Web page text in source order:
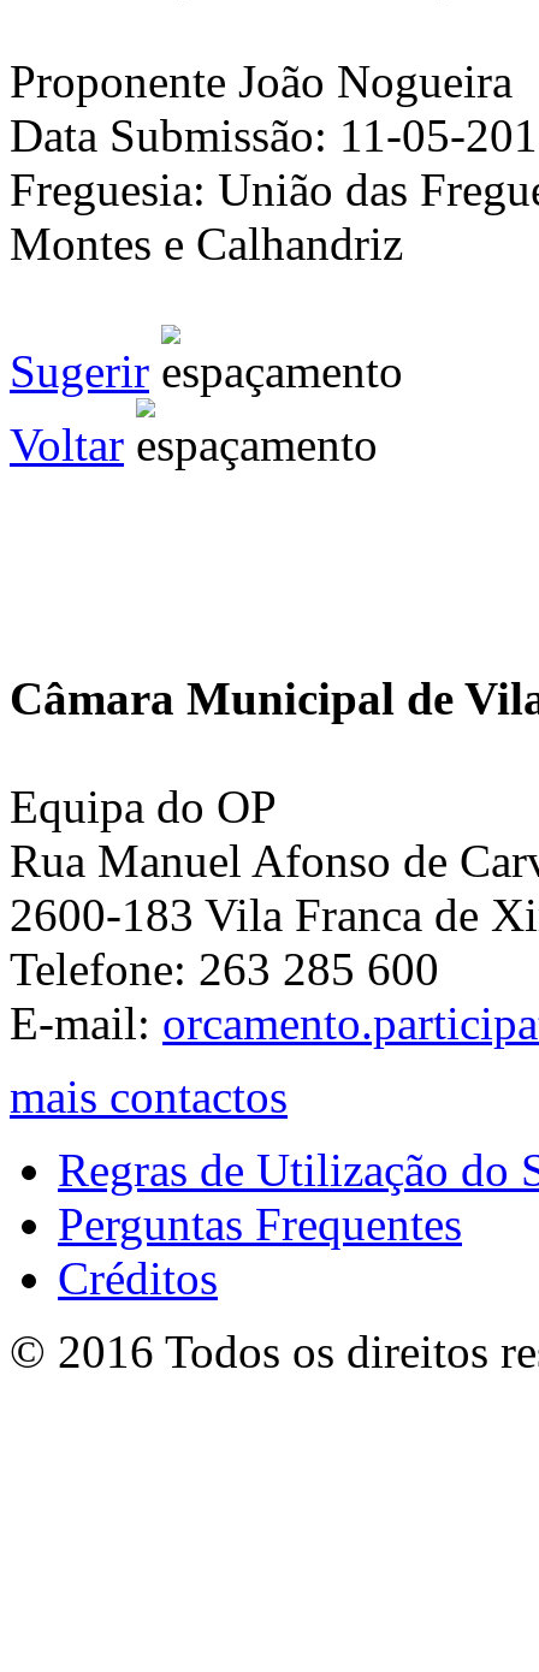
Proponente João Nogueira
Data Submissão: 11-05-
Freguesia: União das
Montes e Calhandriz
Sugerir
Voltar
Câmara Municipal de
Equipa do OP
Rua Manuel Afonso de
2600-183 Vila Franca de
Telefone: 263 285 600
E-mail:
mais contactos
Regras de Utilização do
Perguntas Frequentes
Créditos
© 2016 Todos os direitos